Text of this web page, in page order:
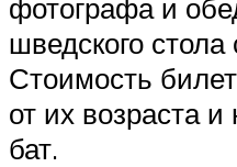
фотографа и
шведского
Стоимость
от их возраста
бат.